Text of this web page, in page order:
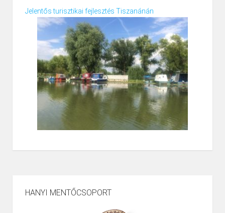
Jelentős turisztikai fejlesztés Tiszanánán
HANYI MENTŐCSOPORT